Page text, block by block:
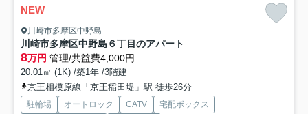
NEW
川崎市多摩区中野島
川崎市多摩区中野島６丁目のアパート
8万円 管理/共益費4,000円
20.01㎡ (1K) /築1年 /3階建
京王相模原線「京王稲田堤」駅 徒歩26分
駐輪場 オートロック CATV
宅配ボックス